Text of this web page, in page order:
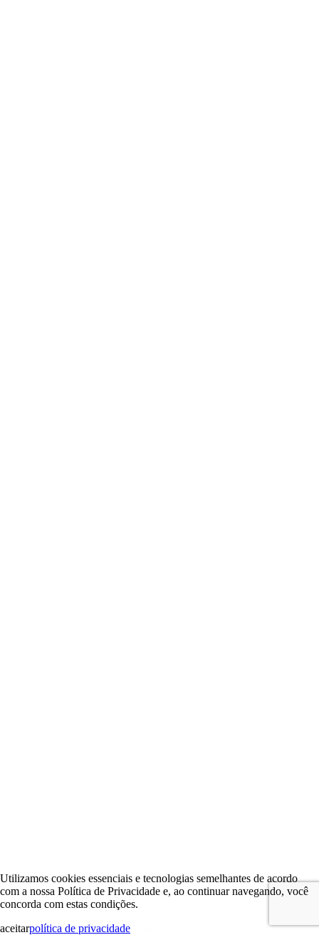
Utilizamos cookies essenciais e tecnologias semelhantes de acordo
com a nossa Política de Privacidade e, ao continuar navegando, você
concorda com estas condições.
aceitarpolítica de privacidade